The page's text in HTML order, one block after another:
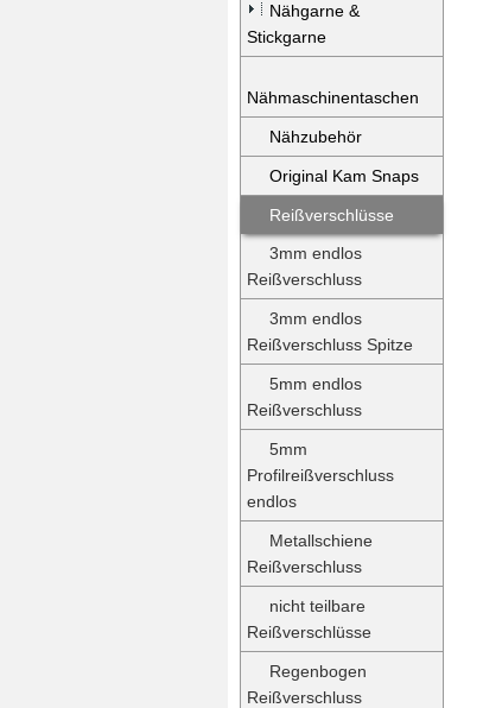
Nähgarne &
Stickgarne
Nähmaschinentaschen
Nähzubehör
Original Kam Snaps
Reißverschlüsse
3mm endlos
Reißverschluss
3mm endlos
Reißverschluss Spitze
5mm endlos
Reißverschluss
5mm
Profilreißverschluss
endlos
Metallschiene
Reißverschluss
nicht teilbare
Reißverschlüsse
Regenbogen
Reißverschluss